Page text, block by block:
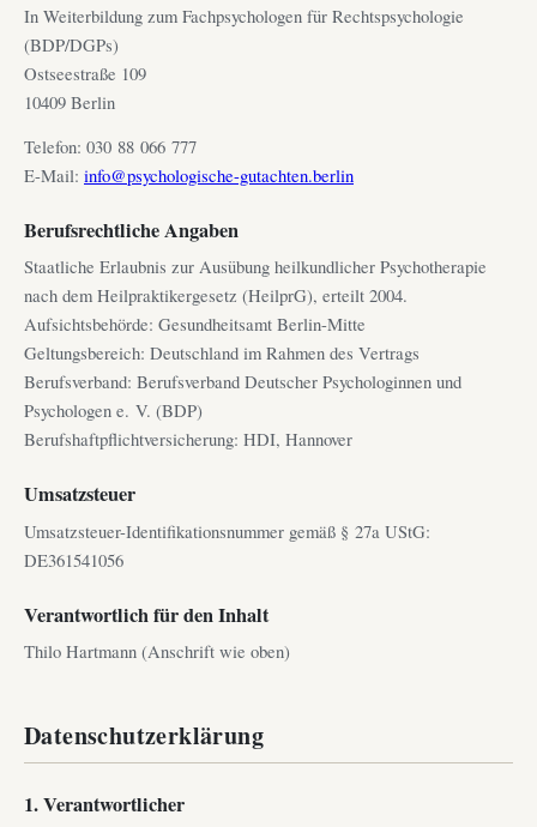
In Weiterbildung zum Fachpsychologen für Rechtspsychologie
(BDP/DGPs)
Ostseestraße 109
10409 Berlin
Telefon: 030 88 066 777
E-Mail: info@psychologische-gutachten.berlin
Berufsrechtliche Angaben
Staatliche Erlaubnis zur Ausübung heilkundlicher Psychotherapie
nach dem Heilpraktikergesetz (HeilprG), erteilt 2004.
Aufsichtsbehörde: Gesundheitsamt Berlin-Mitte
Geltungsbereich: Deutschland im Rahmen des Vertrags
Berufsverband: Berufsverband Deutscher Psychologinnen und
Psychologen e. V. (BDP)
Berufshaftpflichtversicherung: HDI, Hannover
Umsatzsteuer
Umsatzsteuer-Identifikationsnummer gemäß § 27a UStG:
DE361541056
Verantwortlich für den Inhalt
Thilo Hartmann (Anschrift wie oben)
Datenschutzerklärung
1. Verantwortlicher